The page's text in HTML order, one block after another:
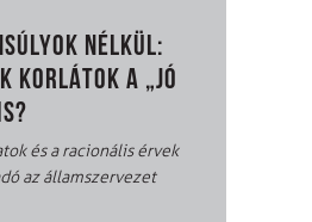
NÉLKÜL:
KORLÁTOK A „JÓ
és a racionális érvek
az államszervezet